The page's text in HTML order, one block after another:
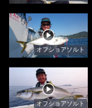
オフショアソルト
オフショアソルト